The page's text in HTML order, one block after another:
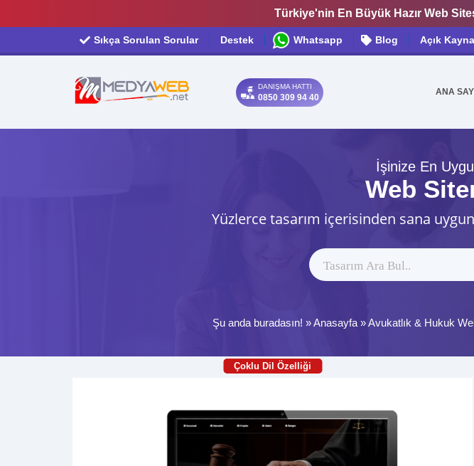
Türkiye'nin En Büyük Hazır Web
Sıkça Sorulan Sorular Destek Whatsapp Blog Açık
DANIŞMA HATTI
0850 309 94 40
ANA
İşinize En
Web
Yüzlerce tasarım içerisinden sana
Şu anda buradasın! »Anasayfa»Avukatlık & Hukuk
Çoklu Dil Özelliği